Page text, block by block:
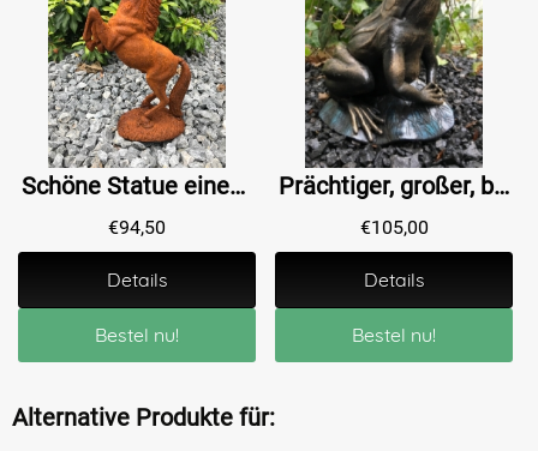
Schöne Statue eines sich aufbäumenden Pferdes, Gusseisenstütze
€94,50
Details
Bestel nu!
Prächtiger, großer, bronzefarbener Frosch aus Gusseisen!
€105,00
Details
Bestel nu!
Alternative Produkte für: